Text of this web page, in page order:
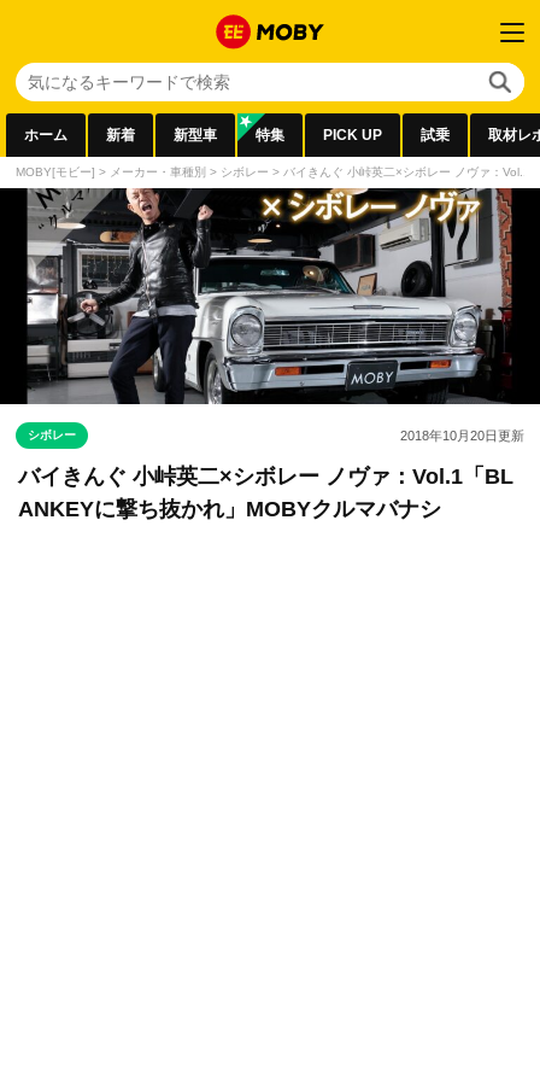
ホーム 新着 新型車 特集 PICK UP 試乗 取材レ
MOBY[モビー] > メーカー・車種別 > シボレー > バイきんぐ 小峠英二×シボレー ノヴァ：Vol.1
シボレー 2018年10月20日更新
バイきんぐ 小峠英二×シボレー ノヴァ：Vol.1「BL
ANKEYに撃ち抜かれ」MOBYクルマバナシ